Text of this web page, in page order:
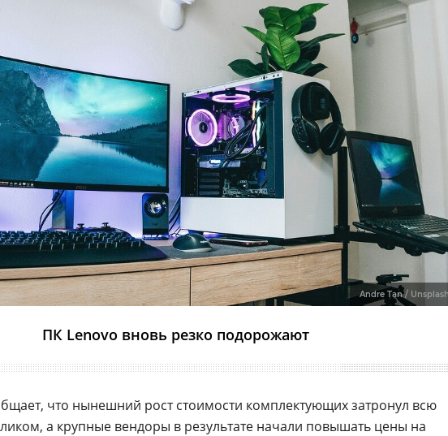
Andre Tan /
ПК Lenovo вновь резко подорожают
что нынешний рост стоимости комплектующих затронул всю
а крупные вендоры в результате начали повышать цены на